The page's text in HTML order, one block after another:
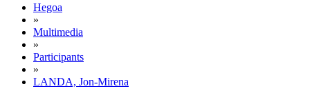
Hegoa
»
Multimedia
»
Participants
»
LANDA, Jon-Mirena